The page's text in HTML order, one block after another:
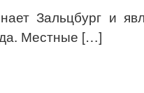
Зальцбург и
Местные […]